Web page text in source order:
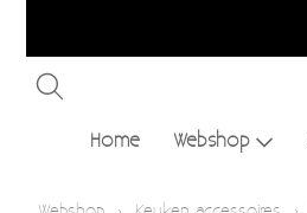
Home Webshop